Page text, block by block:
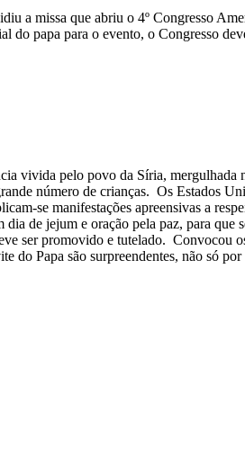
a missa que abriu o 4º Congresso
papa para o evento, o Congresso
vivida pelo povo da Síria,
número de crianças. Os Estados
se manifestações apreensivas a
de jejum e oração pela paz, para
ser promovido e tutelado. Convocou
do Papa são surpreendentes, não só